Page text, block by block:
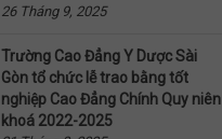
26 Tháng 9, 2025
Trường Cao Đẳng Y Dược Sài
Gòn tổ chức lễ trao bằng tốt
nghiệp Cao Đẳng Chính Quy niên
khoá 2022-2025